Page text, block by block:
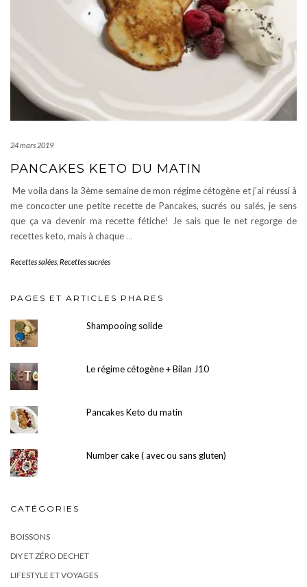
24 mars 2019
PANCAKES KETO DU MATIN
Me voila dans la 3ème semaine de mon régime cétogène et j’ai réussi à
me concocter une petite recette de Pancakes, sucrés ou salés, je sens
que ça va devenir ma recette fétiche! Je sais que le net regorge de
recettes keto, mais à chaque …
Recettes salées Recettes sucrées
PAGES ET ARTICLES PHARES
Shampooing solide
Le régime cétogène + Bilan J10
Pancakes Keto du matin
Number cake ( avec ou sans gluten)
CATÉGORIES
BOISSONS
DIY ET ZÉRO DECHET
LIFESTYLE ET VOYAGES